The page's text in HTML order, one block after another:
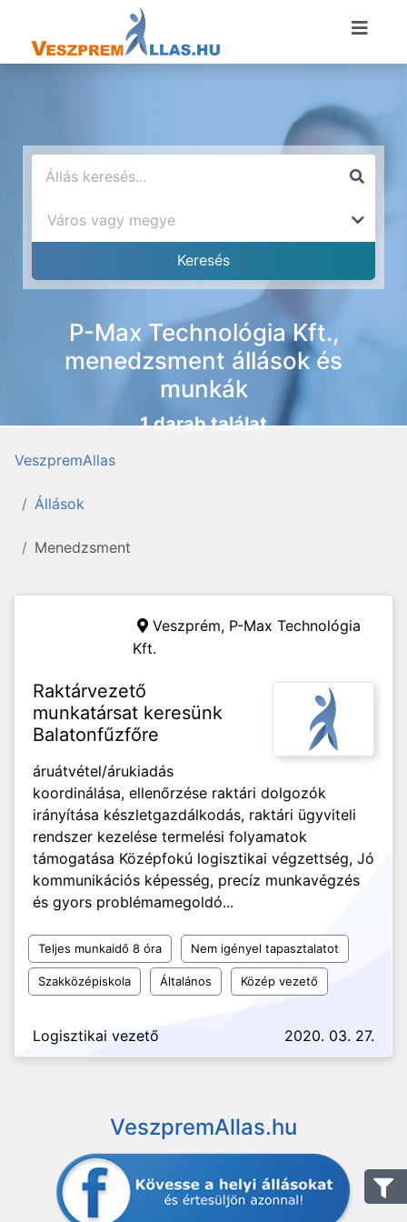
P-Max Technológia Kft.,
menedzsment állások és
munkák
1 darab találat
VeszpremAllas
Állások
Menedzsment
Veszprém, P-Max Technológia
Kft.
Raktárvezető
munkatársat keresünk
Balatonfűzfőre
áruátvétel/árukiadás
koordinálása, ellenőrzése raktári dolgozók
irányítása készletgazdálkodás, raktári ügyviteli
rendszer kezelése termelési folyamatok
támogatása Középfokú logisztikai végzettség, Jó
kommunikációs képesség, precíz munkavégzés
és gyors problémamegoldó...
Teljes munkaidő 8 óra Nem igényel tapasztalatot
Szakközépiskola Általános Közép vezető
Logisztikai vezető 2020. 03. 27.
VeszpremAllas.hu